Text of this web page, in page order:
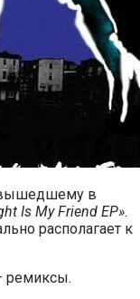
вышедшему в
Is My Friend EP».
располагает к
ремиксы.